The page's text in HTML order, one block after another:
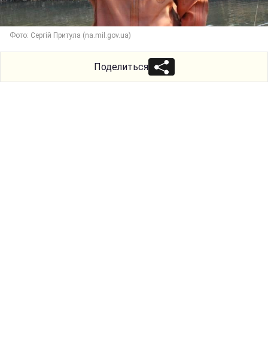
Фото: Сергій Притула (na.mil.gov.ua)
Поделиться